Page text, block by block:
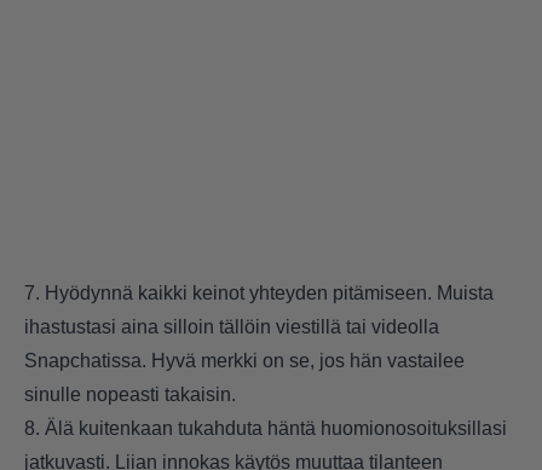
7. Hyödynnä kaikki keinot yhteyden pitämiseen. Muista
ihastustasi aina silloin tällöin viestillä tai videolla
Snapchatissa. Hyvä merkki on se, jos hän vastailee
sinulle nopeasti takaisin.
8. Älä kuitenkaan tukahduta häntä huomionosoituksillasi
jatkuvasti. Liian innokas käytös muuttaa tilanteen